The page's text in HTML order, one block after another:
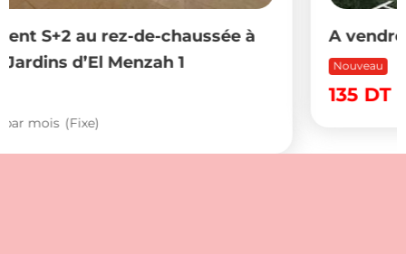
à A vendre appartement s+2 au 4
Nouveau